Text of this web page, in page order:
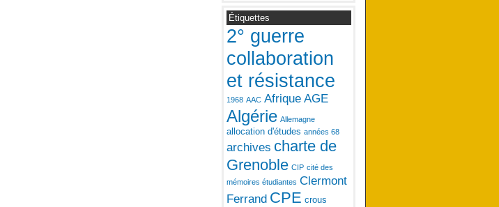
Étiquettes
2° guerre
collaboration
et résistance
1968 AAC Afrique AGE
Algérie Allemagne
allocation d'études années 68
archives charte de
Grenoble CIP cité des
mémoires étudiantes Clermont
Ferrand CPE crous